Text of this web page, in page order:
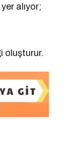
alıyor;
oluşturur.